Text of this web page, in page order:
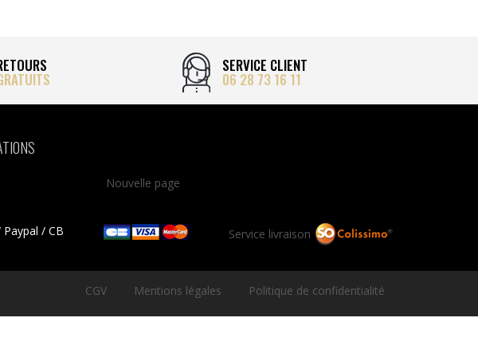
SERVICE CLIENT
06 28 73 16 11
Nouvelle page
/ CB Service livraison
CGV Mentions légales Politique de confidentialité